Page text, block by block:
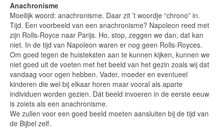
Anachronisme
Moeilijk woord: anachronisme. Daar zit ’t woordje “chrono” in.
Tijd. Een voorbeeld van een anachronisme? Napoleon reed met
zijn Rolls-Royce naar Parijs. Ho, stop, zeggen we dan, dat kan
niet. In de tijd van Napoleon waren er nog geen Rolls-Royces.
Om goed tegen de huisteksten aan te kunnen kijken, kunnen we
niet goed uit de voeten met het beeld van het gezin zoals wij dat
vandaag voor ogen hebben. Vader, moeder en eventueel
kinderen die wel bij elkaar horen maar vooral als aparte
individuen worden gezien. Dát beeld invoeren in de eerste eeuw
is zoiets als een anachronisme.
We zullen voor een goed beeld moeten aansluiten bij de tijd van
de Bijbel zelf.